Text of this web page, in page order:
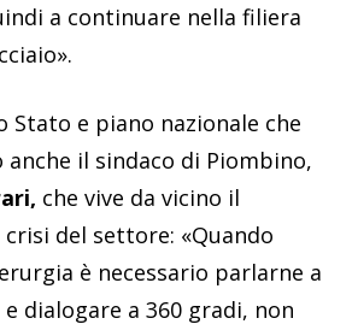
a continuare nella filiera
Stato e piano nazionale che
anche il sindaco di Piombino,
che vive da vicino il
del settore: «Quando
è necessario parlarne a
dialogare a 360 gradi, non